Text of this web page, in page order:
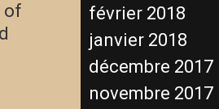
of
février 2018
janvier 2018
décembre 2017
novembre 2017